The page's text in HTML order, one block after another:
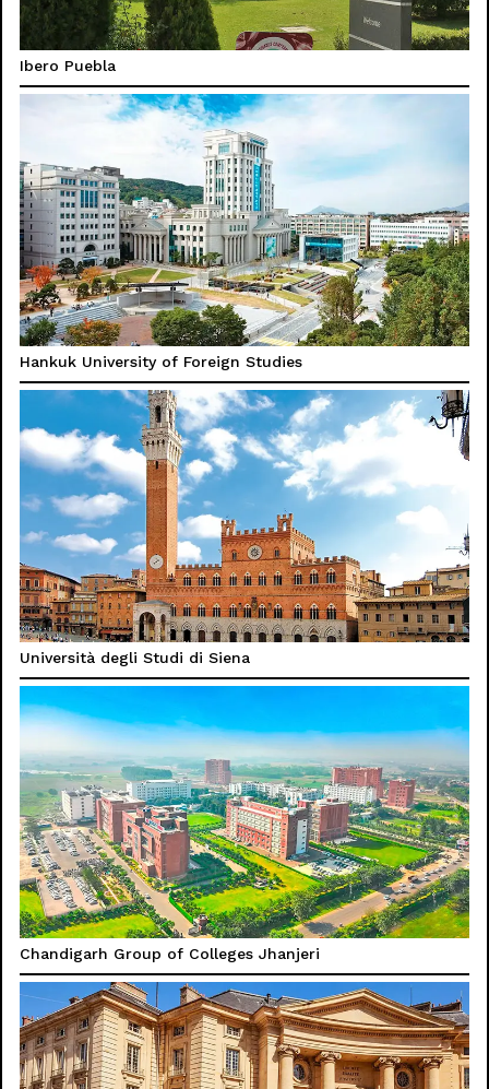
Ibero Puebla
Hankuk University of Foreign Studies
Università degli Studi di Siena
Chandigarh Group of Colleges Jhanjeri